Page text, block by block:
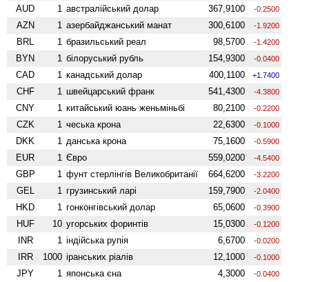
AUD 1 австралійський долар 367,9100 -0.2500
AZN 1 азербайджанський манат 300,6100 -1.9200
BRL 1 бразильський реал 98,5700 -1.4200
BYN 1 білоруський рубль 154,9300 -0.0400
CAD 1 канадський долар 400,1100 +1.7400
CHF 1 швейцарський франк 541,4300 -4.3800
CNY 1 китайський юань женьмiньбi 80,2100 -0.2200
CZK 1 чеська крона 22,6300 -0.1000
DKK 1 данська крона 75,1600 -0.5900
EUR 1 Євро 559,0200 -4.5400
GBP 1 фунт стерлінгів Велико­британії 664,6200 -3.2200
GEL 1 грузинський ларі 159,7900 -2.0400
HKD 1 гонконгівський долар 65,0600 -0.3900
HUF 10 угорських форинтів 15,0300 -0.1200
INR 1 індійська рупія 6,6700 -0.0200
IRR 1000 іранських ріалів 12,1000 -0.1000
JPY 1 японська єна 4,3000 -0.0400